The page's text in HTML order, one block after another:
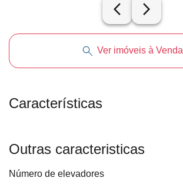
arrow_back_ios_new arrow_forward_ios
Ver imóveis à Venda
Características
Outras caracteristicas
Número de elevadores